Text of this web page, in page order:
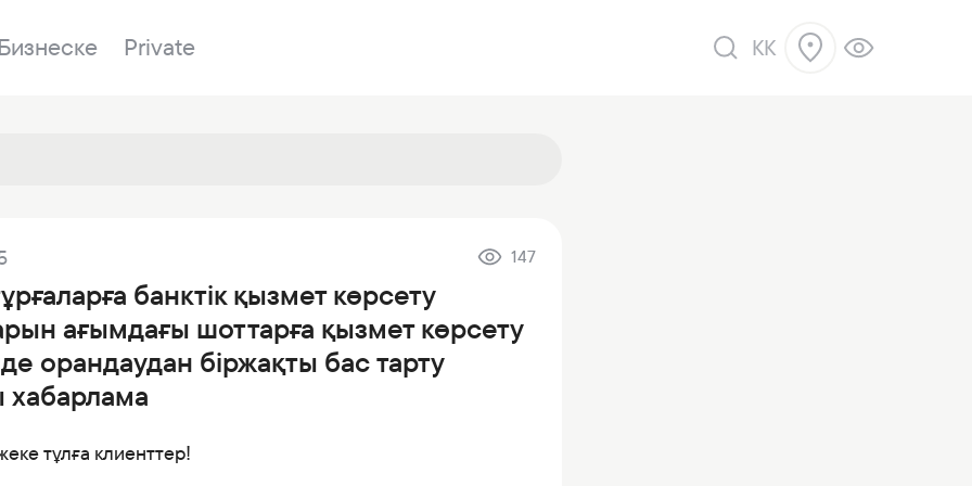
Сұрақ-жауап
Құжаттар
Бөлімшелер
Жаңалықтар
Корреспондент банктер
Сатылатын мүлік
Сатып алу
ESG
Бизнеске
Банкингке кіру
Private KK
147
банктік қызмет көрсету
ағымдағы шоттарға қызмет көрсету
орандаудан біржақты бас тарту
хабарлама
тұлға клиенттер!